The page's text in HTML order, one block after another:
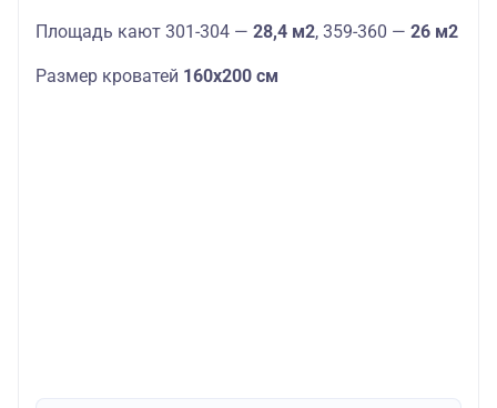
Площадь кают 301-304 — 28,4 м2, 359-360 — 26 м2
Размер кроватей 160х200 см